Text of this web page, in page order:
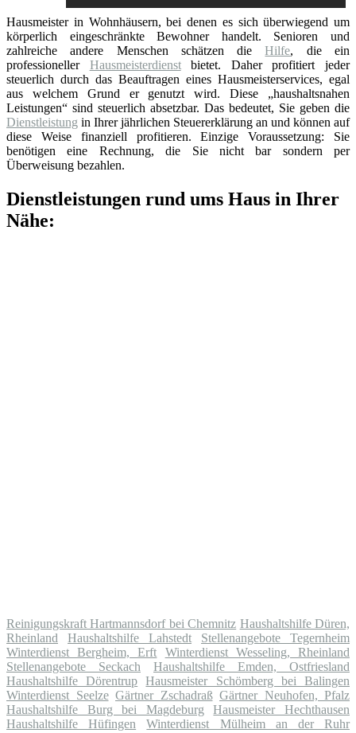
Hausmeister in Wohnhäusern, bei denen es sich überwiegend um
körperlich eingeschränkte Bewohner handelt. Senioren und
zahlreiche andere Menschen schätzen dieHilfe, die ein
professioneller Hausmeisterdienstbietet. Daher profitiert jeder
steuerlich durch das Beauftragen eines Hausmeisterservices, egal
aus welchem Grund er genutzt wird. Diese „haushaltsnahen
Leistungen“ sind steuerlich absetzbar. Das bedeutet, Sie geben die
Dienstleistung in Ihrer jährlichen Steuererklärung an und können auf
diese Weise finanziell profitieren. Einzige Voraussetzung: Sie
benötigen eine Rechnung, die Sie nicht bar sondern per
Überweisung bezahlen.
Dienstleistungen rund ums Haus in Ihrer
Nähe:
Reinigungskraft Hartmannsdorf bei Chemnitz Haushaltshilfe Düren,
Rheinland
Haushaltshilfe Lahstedt
Stellenangebote Tegernheim
Winterdienst Bergheim, Erft
Winterdienst Wesseling, Rheinland
Stellenangebote Seckach
Haushaltshilfe Emden, Ostfriesland
Haushaltshilfe Dörentrup
Hausmeister Schömberg bei Balingen
Winterdienst Seelze Gärtner Zschadraß Gärtner Neuhofen, Pfalz
Haushaltshilfe Burg bei Magdeburg
Hausmeister Hechthausen
Haushaltshilfe Hüfingen
Winterdienst Mülheim an der Ruhr